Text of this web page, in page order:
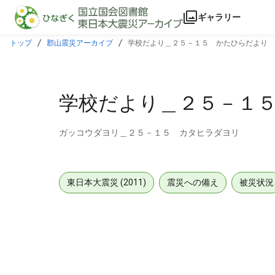
本文に飛ぶ
ギャラリー
トップ 郡山震災アーカイブ 学校だより＿２５－１５ かたひらだより
学校だより＿２５－１
ガッコウダヨリ＿２５－１５ カタヒラダヨリ
東日本大震災 (2011) 震災への備え 被災状況